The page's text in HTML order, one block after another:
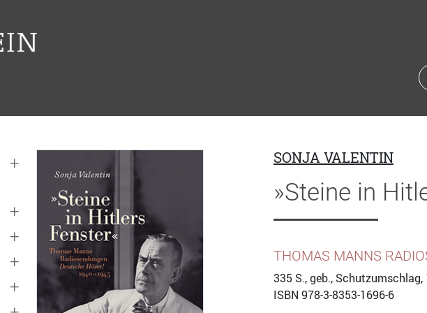
+
+
+
+
+
SONJA VALENTIN
»Steine in
THOMAS MANNS
335 S., geb., Schutzumschlag,
ISBN 978-3-8353-1696-6